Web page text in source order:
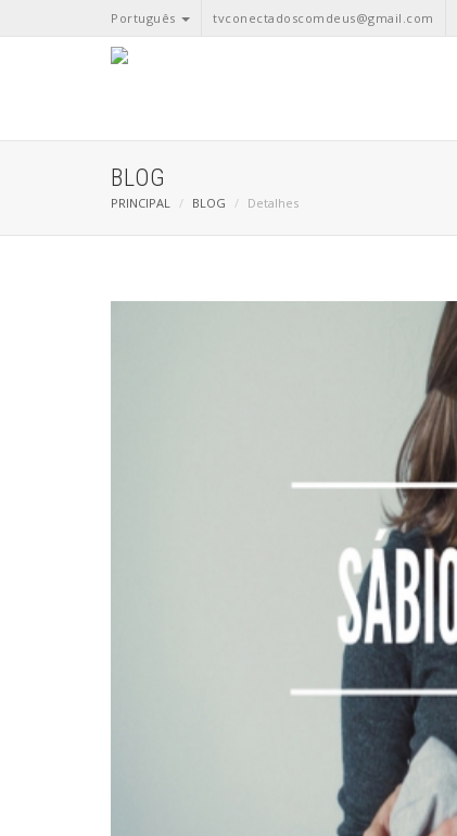
Português tvconectadoscomdeus@gmail.com
BLOG
PRINCIPAL BLOG Detalhes